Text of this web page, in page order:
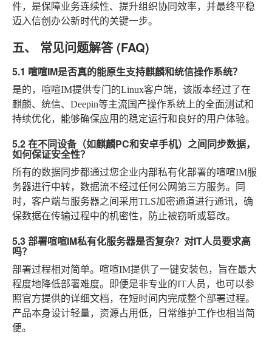
件，是保障业务连续性、提升组织协同效率，并最终平稳
迈入信创办公新时代的关键一步。
五、 常见问题解答 (FAQ)
5.1 喧喧IM是否真的能原生支持麒麟和统信操作系统？
是的，喧喧IM提供专门的Linux客户端，该版本经过了在
麒麟、统信、Deepin等主流国产操作系统上的全面测试和
持续优化，能够确保应用的稳定运行和良好的用户体验。
5.2 在不同设备（如麒麟PC和安卓手机）之间同步数据，
如何保证安全性？
所有的数据同步都通过您企业内部私有化部署的喧喧IM服
务器进行中转，数据流不经过任何公网第三方服务。同
时，客户端与服务器之间采用TLS加密通道进行通讯，确
保数据在传输过程中的机密性，防止被窃听或篡改。
5.3 部署喧喧IM私有化服务器是否复杂？对IT人员要求高
吗？
部署过程相对简单。喧喧IM提供了一键安装包，旨在最大
程度地降低部署难度。即便是非专业的IT人员，也可以参
照官方提供的详细文档，在短时间内完成整个部署过程。
产品本身设计轻量，资源占用低，日常维护工作也相当简
便。